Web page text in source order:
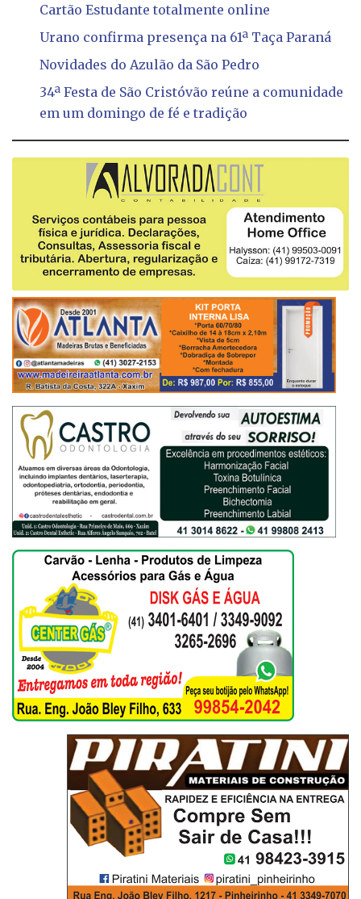
Cartão Estudante totalmente online
Urano confirma presença na 61ª Taça Paraná
Novidades do Azulão da São Pedro
34ª Festa de São Cristóvão reúne a comunidade
em um domingo de fé e tradição